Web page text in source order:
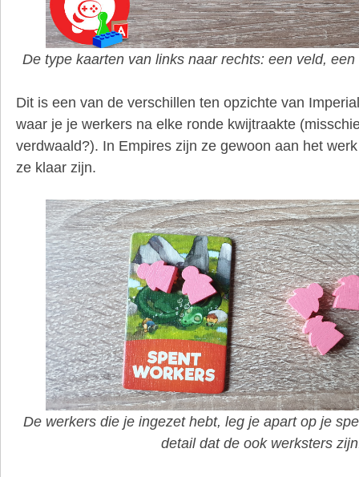
De type kaarten van links naar rechts: een veld,
Dit is een van de verschillen ten opzichte van
waar je je werkers na elke ronde kwijtraakte
verdwaald?). In Empires zijn ze gewoon aan het
ze klaar zijn.
De werkers die je ingezet hebt, leg je apart op je
detail dat de ook werksters